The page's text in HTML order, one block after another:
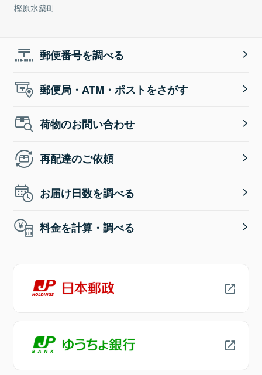
樫原水築町
郵便番号を調べる
郵便局・ATM・ポストをさがす
荷物のお問い合わせ
再配達のご依頼
お届け日数を調べる
料金を計算・調べる